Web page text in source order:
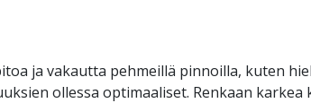
ja vakautta pehmeillä pinnoilla, kuten
ollessa optimaaliset. Renkaan